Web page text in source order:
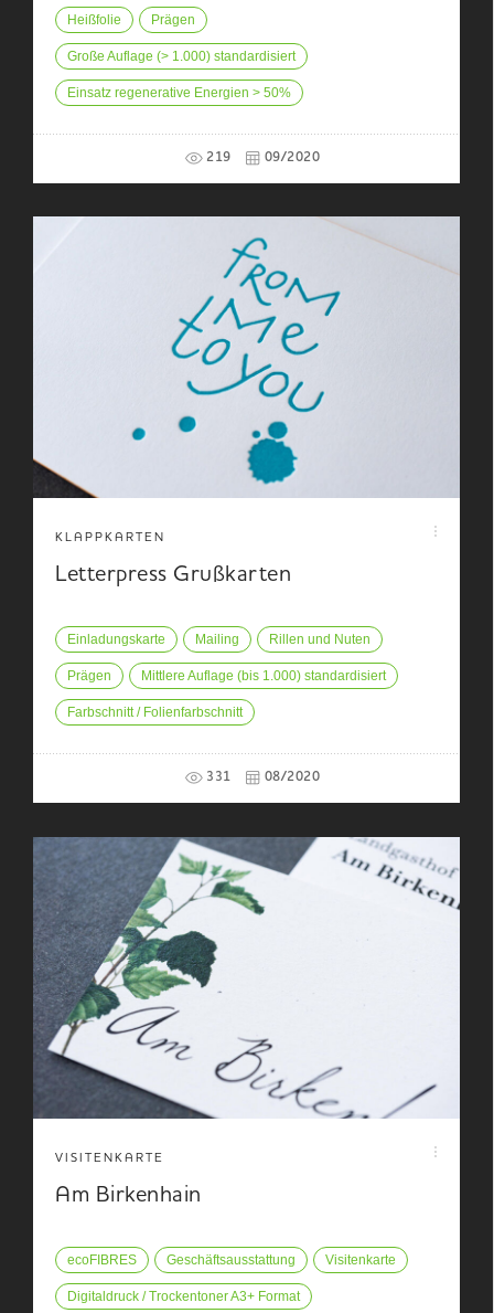
Heißfolie Prägen
Große Auflage (> 1.000) standardisiert
Einsatz regenerative Energien > 50%
219 09/2020
KLAPPKARTEN
Letterpress Grußkarten
Einladungskarte Mailing Rillen und Nuten
Prägen Mittlere Auflage (bis 1.000) standardisiert
Farbschnitt / Folienfarbschnitt
331 08/2020
VISITENKARTE
Am Birkenhain
ecoFIBRES Geschäftsausstattung Visitenkarte
Digitaldruck / Trockentoner A3+ Format